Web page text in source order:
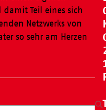
damit Teil eines sich
Netzwerks von
so sehr am Herzen